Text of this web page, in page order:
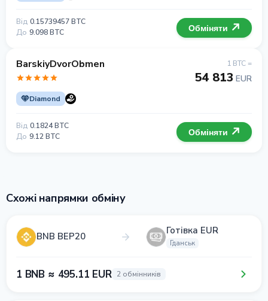
Від 0.15739457 BTC
До 9.098 BTC Обміняти
BarskiyDvorObmen
Diamond
1 BTC =
54 813 EUR
Від 0.1824 BTC
До 9.12 BTC Обміняти
Схожі напрямки обміну
BNB BEP20 Готівка EUR
Гданськ
1 BNB ≈ 495.11 EUR 2 обмінників